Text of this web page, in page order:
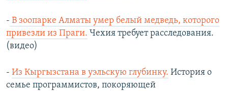
- В зоопарке Алматы умер белый медведь, которого
привезли из Праги. Чехия требует расследования.
(видео)
- Из Кыргызстана в уэльскую глубинку. История о
семье программистов, покоряющей